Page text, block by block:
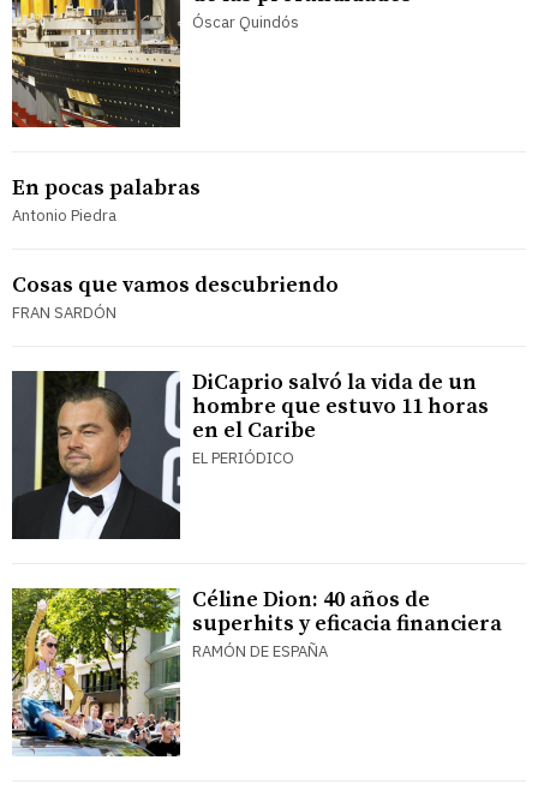
Óscar Quindós
En pocas palabras
Antonio Piedra
Cosas que vamos descubriendo
FRAN SARDÓN
DiCaprio salvó la vida de un
hombre que estuvo 11 horas
en el Caribe
EL PERIÓDICO
Céline Dion: 40 años de
superhits y eficacia financiera
RAMÓN DE ESPAÑA